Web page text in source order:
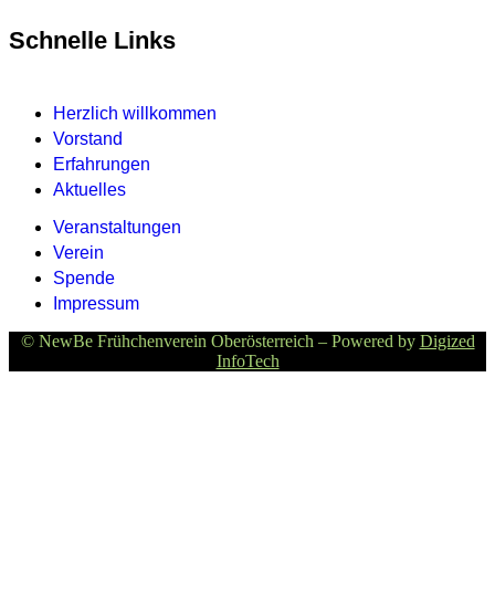
Schnelle Links
Herzlich willkommen
Vorstand
Erfahrungen
Aktuelles
Veranstaltungen
Verein
Spende
Impressum
© NewBe Frühchenverein Oberösterreich – Powered by Digized
InfoTech